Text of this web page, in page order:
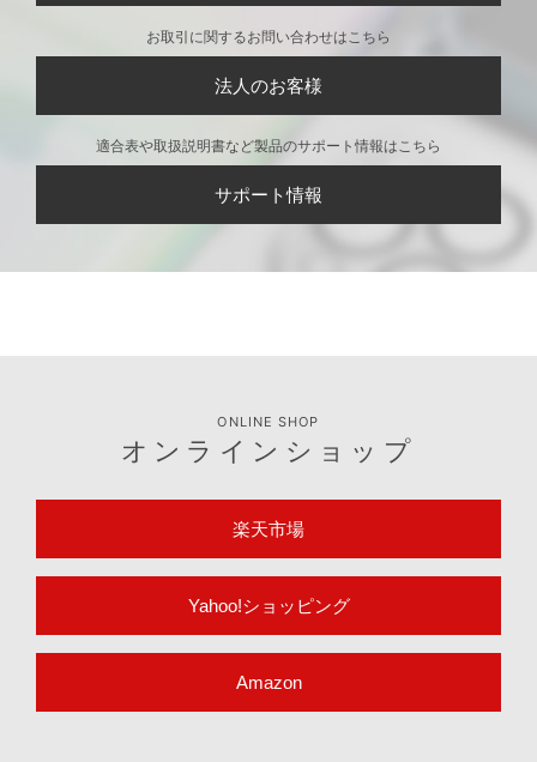
お取引に関するお問い合わせはこちら
法人のお客様
適合表や取扱説明書など製品のサポート情報はこちら
サポート情報
ONLINE SHOP
オンラインショップ
楽天市場
Yahoo!ショッピング
Amazon